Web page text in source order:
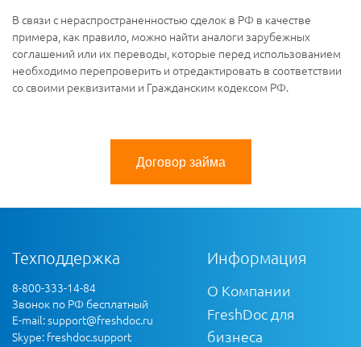
В связи с нераспространенностью сделок в РФ в качестве
примера, как правило, можно найти аналоги зарубежных
соглашений или их переводы, которые перед использованием
необходимо перепроверить и отредактировать в соответствии
со своими реквизитами и Гражданским кодексом РФ.
Договор займа
Техподдержка
8-800-333-14-84
Звонок по РФ бесплатный
E-mail:support@freshdoc.ru
Skype: freshdoc.support
Информация
О Компании
FreshDoc для
бизнеса